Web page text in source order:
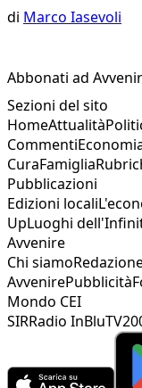
di Marco Iasevoli
Abbonati ad
Sezioni del sito
HomeAttualità
Commenti
CuraFamiglia
Pubblicazioni
Edizioni locali
UpLuoghi
Avvenire
Chi siamo
AvvenirePubblicità
Mondo CEI
SIRRadio InBlu